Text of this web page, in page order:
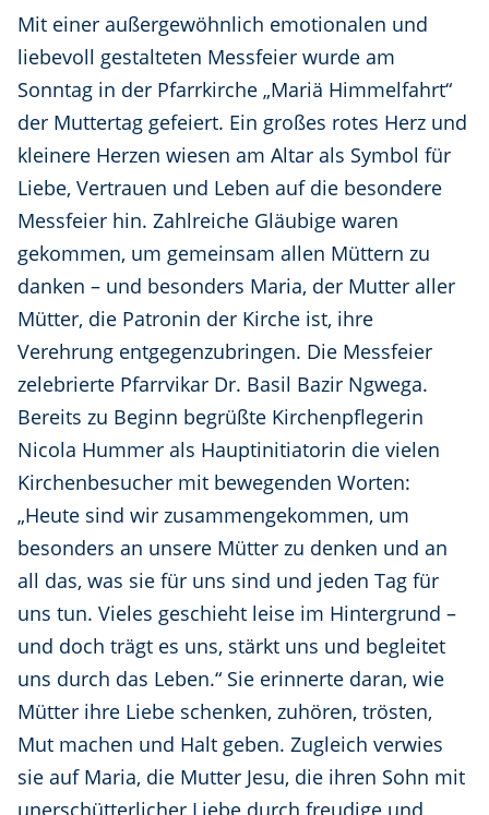
Mit einer außergewöhnlich emotionalen und
liebevoll gestalteten Messfeier wurde am
Sonntag in der Pfarrkirche „Mariä Himmelfahrt“
der Muttertag gefeiert. Ein großes rotes Herz und
kleinere Herzen wiesen am Altar als Symbol für
Liebe, Vertrauen und Leben auf die besondere
Messfeier hin. Zahlreiche Gläubige waren
gekommen, um gemeinsam allen Müttern zu
danken – und besonders Maria, der Mutter aller
Mütter, die Patronin der Kirche ist, ihre
Verehrung entgegenzubringen. Die Messfeier
zelebrierte Pfarrvikar Dr. Basil Bazir Ngwega.
Bereits zu Beginn begrüßte Kirchenpflegerin
Nicola Hummer als Hauptinitiatorin die vielen
Kirchenbesucher mit bewegenden Worten:
„Heute sind wir zusammengekommen, um
besonders an unsere Mütter zu denken und an
all das, was sie für uns sind und jeden Tag für
uns tun. Vieles geschieht leise im Hintergrund –
und doch trägt es uns, stärkt uns und begleitet
uns durch das Leben.“ Sie erinnerte daran, wie
Mütter ihre Liebe schenken, zuhören, trösten,
Mut machen und Halt geben. Zugleich verwies
sie auf Maria, die Mutter Jesu, die ihren Sohn mit
unerschütterlicher Liebe durch freudige und